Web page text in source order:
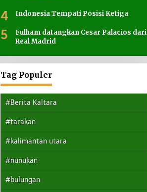
4 Indonesia Tempati Posisi Ketiga
5
Fulham datangkan Cesar Palacios dari
Real Madrid
Tag Populer
#Berita Kaltara
#tarakan
#kalimantan utara
#nunukan
#bulungan